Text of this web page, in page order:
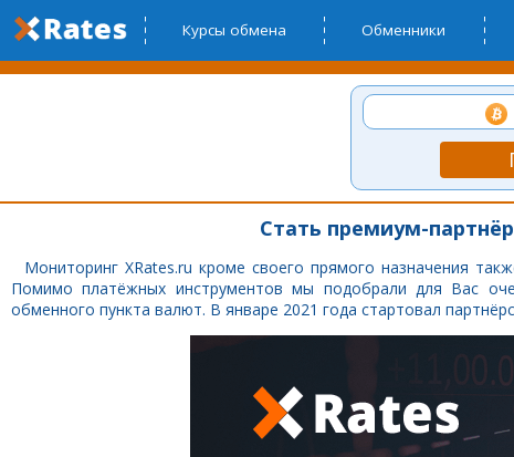
Курсы обмена Обменники
Стать премиум-
Мониторинг XRates.ru кроме своего прямого назначения
Помимо платёжных инструментов мы подобрали для Вас
обменного пункта валют. В январе 2021 года стартовал